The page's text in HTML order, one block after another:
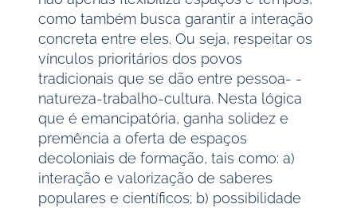
como também busca garantir a interação
concreta entre eles. Ou seja, respeitar os
vínculos prioritários dos povos
tradicionais que se dão entre pessoa- -
natureza-trabalho-cultura. Nesta lógica
que é emancipatória, ganha solidez e
premência a oferta de espaços
decoloniais de formação, tais como: a)
interação e valorização de saberes
populares e científicos; b) possibilidade